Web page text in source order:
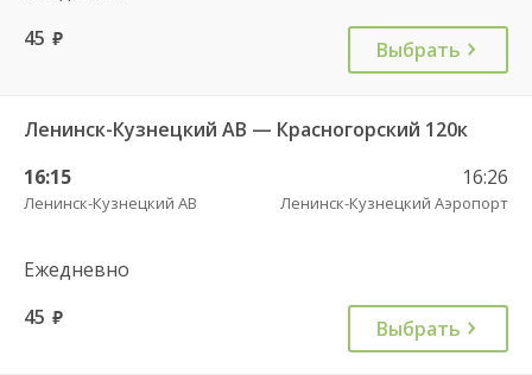
45 руб. Выбрать
Ленинск-Кузнецкий АВ — Красногорский 120к
16:15
Ленинск-Кузнецкий АВ
16:26
Ленинск-Кузнецкий Аэропорт
Ежедневно
45 руб. Выбрать